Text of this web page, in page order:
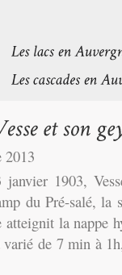
2013
1903,
du Pré-salé, la
la nappe
de 7 min à